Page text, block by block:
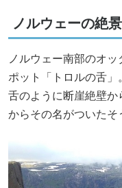
ノルウェーの絶
ノルウェー南部のオ
ポット「トロルの舌
舌のように断崖絶壁か
からその名がついたそ